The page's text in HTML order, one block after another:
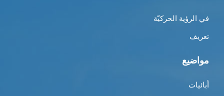
في الرؤية الحركيّة
تعريف
مواضيع
أبائيات